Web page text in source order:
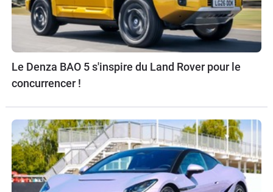
Le Denza BAO 5 s'inspire du Land Rover pour le
concurrencer !